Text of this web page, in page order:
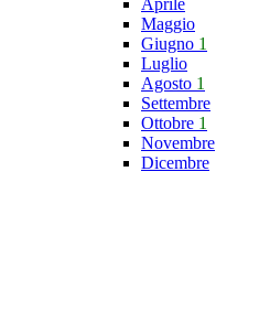
Aprile
Maggio
Giugno 1
Luglio
Agosto 1
Settembre
Ottobre 1
Novembre
Dicembre